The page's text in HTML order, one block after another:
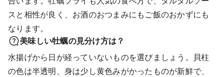
スと相性が良く、お酒のおつまみにもご飯のおかずにも
なります。
美味しい牡蠣の見分け方は？
水揚げから日が経っていないものを選びましょう。貝柱
の色は半透明、身は少し黄色みがかったものが新鮮で、